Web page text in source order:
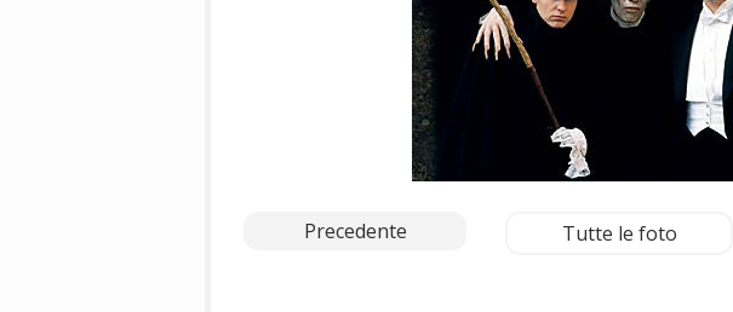
Precedente Tutte le foto